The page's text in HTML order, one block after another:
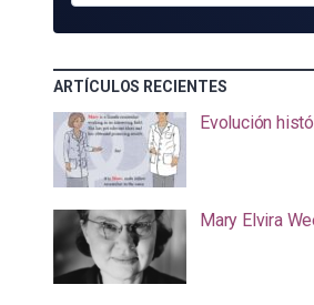
MAIL
ARTÍCULOS RECIENTES
Evolución
Mary Elvira